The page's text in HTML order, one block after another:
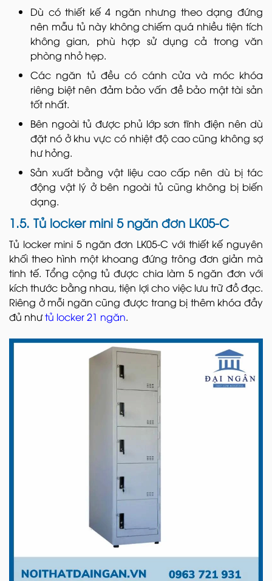
Dù có thiết kế 4 ngăn nhưng theo dạng đứng
nên mẫu tủ này không chiếm quá nhiều tiện tích
không gian, phù hợp sử dụng cả trong văn
phòng nhỏ hẹp.
Các ngăn tủ đều có cánh cửa và móc khóa
riêng biệt nên đảm bảo vấn đề bảo mật tài sản
tốt nhất.
Bên ngoài tủ được phủ lớp sơn tĩnh điện nên dù
đặt nó ở khu vực có nhiệt độ cao cũng không sợ
hư hỏng.
Sản xuất bằng vật liệu cao cấp nên dù bị tác
động vật lý ở bên ngoài tủ cũng không bị biến
dạng.
1.5. Tủ locker mini 5 ngăn đơn LK05-C
Tủ locker mini 5 ngăn đơn LK05-C với thiết kế nguyên
khối theo hình một khoang đứng trông đơn giản mà
tinh tế. Tổng cộng tủ được chia làm 5 ngăn đơn với
kích thước bằng nhau, tiện lợi cho việc lưu trữ đồ đạc.
Riêng ở mỗi ngăn cũng được trang bị thêm khóa đầy
đủ nhưtủ locker 21 ngăn.